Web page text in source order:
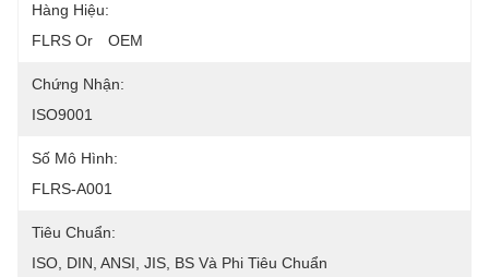
Hàng Hiệu:
FLRS Or　OEM
Chứng Nhận:
ISO9001
Số Mô Hình:
FLRS-A001
Tiêu Chuẩn:
ISO, DIN, ANSI, JIS, BS Và Phi Tiêu Chuẩn